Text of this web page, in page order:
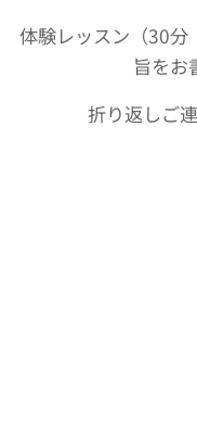
体験レッスン（30
旨をお
折り返しご